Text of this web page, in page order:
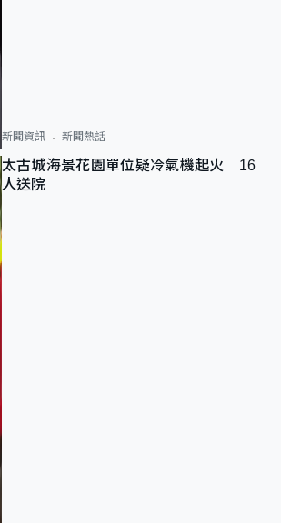
新聞資訊 新聞熱話
太古城海景花園單位疑冷氣機起火 16
人送院